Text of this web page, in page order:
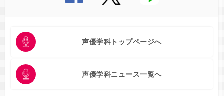
声優学科トップページへ
声優学科ニュース一覧へ